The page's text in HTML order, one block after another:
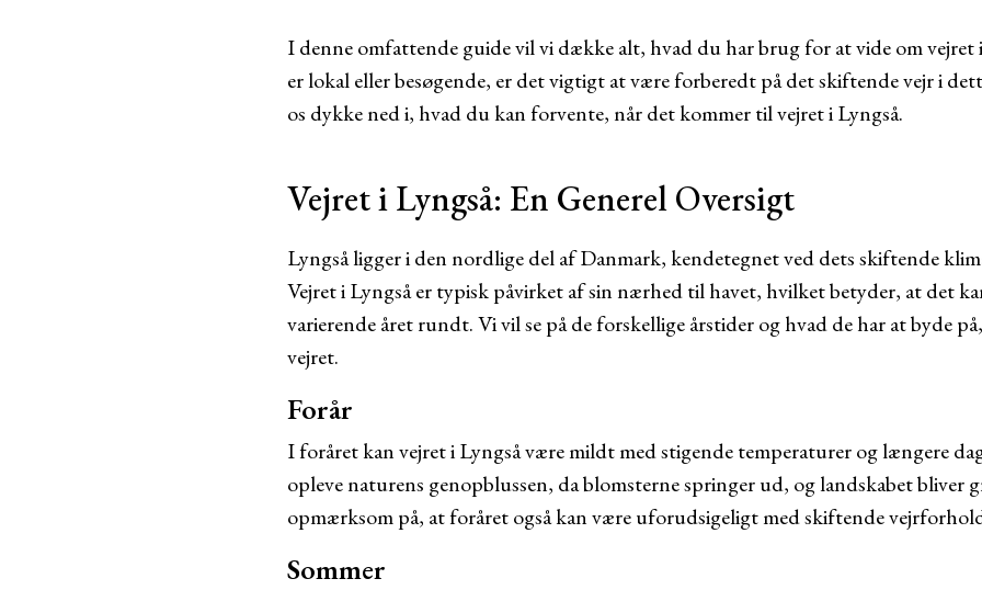
I denne omfattende guide vil vi dække alt, hvad du har brug for at vide om vejret
er lokal eller besøgende, er det vigtigt at være forberedt på det skiftende vejr i
os dykke ned i, hvad du kan forvente, når det kommer til vejret i Lyngså.
Vejret i Lyngså: En Generel Oversigt
Lyngså ligger i den nordlige del af Danmark, kendetegnet ved dets skiftende
Vejret i Lyngså er typisk påvirket af sin nærhed til havet, hvilket betyder, at det
varierende året rundt. Vi vil se på de forskellige årstider og hvad de har at byde
vejret.
Forår
I foråret kan vejret i Lyngså være mildt med stigende temperaturer og længere
opleve naturens genopblussen, da blomsterne springer ud, og landskabet bliver
opmærksom på, at foråret også kan være uforudsigeligt med skiftende
Sommer